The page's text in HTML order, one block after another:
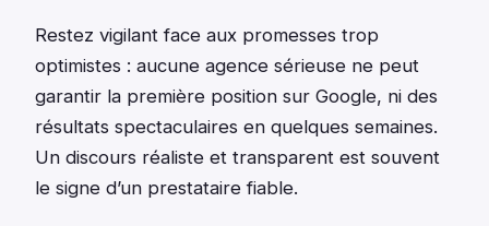
Restez vigilant face aux promesses trop
optimistes : aucune agence sérieuse ne peut
garantir la première position sur Google, ni des
résultats spectaculaires en quelques semaines.
Un discours réaliste et transparent est souvent
le signe d’un prestataire fiable.